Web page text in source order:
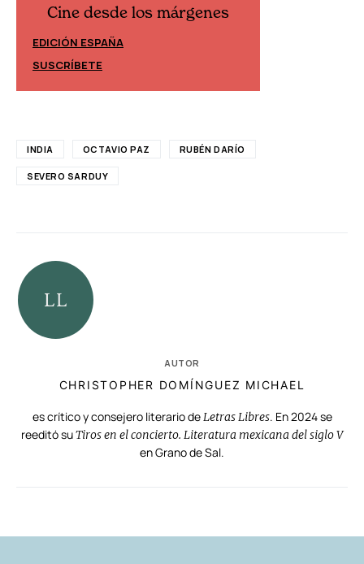
Cine desde los márgenes
EDICIÓN ESPAÑA
SUSCRÍBETE
INDIA OCTAVIO PAZ RUBÉN DARÍO
SEVERO SARDUY
AUTOR
CHRISTOPHER DOMÍNGUEZ MICHAEL
es crítico y consejero literario deLetras Libres. En 2024 se
reeditó suTiros en el concierto. Literatura mexicana del siglo V
en Grano de Sal.